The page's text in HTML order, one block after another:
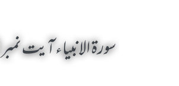
سورۃ الانبیاء آیت نمبر 30تا 35